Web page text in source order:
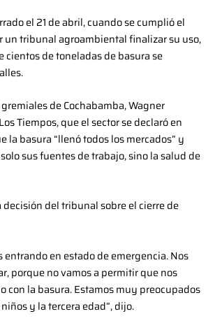
el 21 de abril, cuando se cumplió el
un tribunal agroambiental finalizar su uso,
cientos de toneladas de basura se
de Cochabamba, Wagner
Tiempos, que el sector se declaró en
la basura “llenó todos los mercados” y
sus fuentes de trabajo, sino la salud de
decisión del tribunal sobre el cierre de
entrando en estado de emergencia. Nos
porque no vamos a permitir que nos
con la basura. Estamos muy preocupados
y la tercera edad”, dijo.